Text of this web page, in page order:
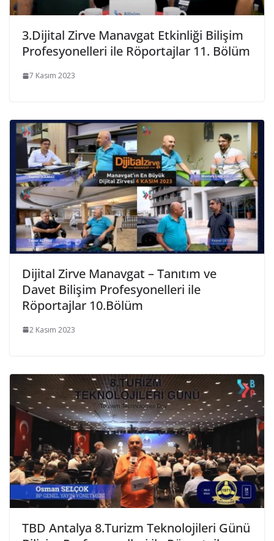
3.Dijital Zirve Manavgat Etkinliği Bilişim
Profesyonelleri ile Röportajlar 11. Bölüm
7 Kasım 2023
Dijital Zirve Manavgat – Tanıtım ve
Davet Bilişim Profesyonelleri ile
Röportajlar 10.Bölüm
2 Kasım 2023
TBD Antalya 8.Turizm Teknolojileri Günü